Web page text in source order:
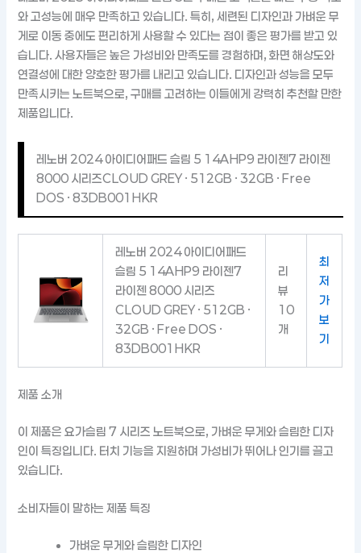
와 고성능에 매우 만족하고 있습니다. 특히, 세련된 디자인과 가벼운 무
게로 이동 중에도 편리하게 사용할 수 있다는 점이 좋은 평가를 받고 있
습니다. 사용자들은 높은 가성비와 만족도를 경험하며, 화면 해상도와
연결성에 대한 양호한 평가를 내리고 있습니다. 디자인과 성능을 모두
만족시키는 노트북으로, 구매를 고려하는 이들에게 강력히 추천할 만한
제품입니다.
레노버 2024 아이디어패드 슬림 5 14AHP9 라이젠7 라이젠
8000 시리즈CLOUD GREY · 512GB · 32GB · Free
DOS · 83DB001HKR
레노버 2024 아이디어패드
슬림 5 14AHP9 라이젠7
라이젠 8000 시리즈
CLOUD GREY · 512GB ·
32GB · Free DOS ·
83DB001HKR
리
뷰
10
개
최
저
가
보
기
제품 소개
이 제품은 요가슬림 7 시리즈 노트북으로, 가벼운 무게와 슬림한 디자
인이 특징입니다. 터치 기능을 지원하며 가성비가 뛰어나 인기를 끌고
있습니다.
소비자들이 말하는 제품 특징
가벼운 무게와 슬림한 디자인